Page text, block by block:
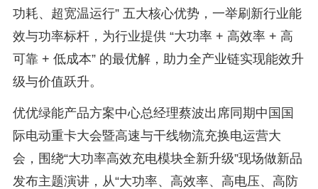
功耗、超宽温运行” 五大核心优势，一举刷新行业能
效与功率标杆，为行业提供 “大功率 + 高效率 + 高
可靠 + 低成本” 的最优解，助力全产业链实现能效升
级与价值跃升。
优优绿能产品方案中心总经理蔡波出席同期中国国
际电动重卡大会暨高速与干线物流充换电运营大
会，围绕“大功率高效充电模块全新升级”现场做新品
发布主题演讲，从“大功率、高效率、高电压、高防